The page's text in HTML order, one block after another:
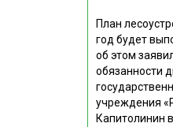
План
год будет
об этом
обязанности
учреждения
Капитолинин